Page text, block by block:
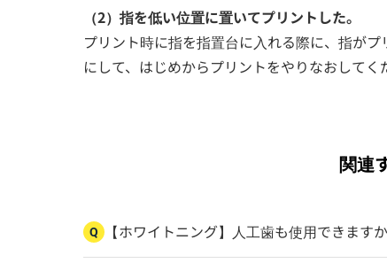
（2）指を低い位置に置いてプリントした。
プリント時に指を指置台に入れる際に、指が
にして、はじめからプリントをやりなおしてく
関連
Q 【ホワイトニング】人工歯も使用できます